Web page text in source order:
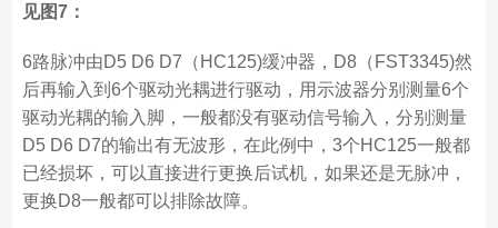
见图7：
6路脉冲由D5 D6 D7（HC125)缓冲器，D8（FST3345)然
后再输入到6个驱动光耦进行驱动，用示波器分别测量6个
驱动光耦的输入脚，一般都没有驱动信号输入，分别测量
D5 D6 D7的输出有无波形，在此例中，3个HC125一般都
已经损坏，可以直接进行更换后试机，如果还是无脉冲，
更换D8一般都可以排除故障。